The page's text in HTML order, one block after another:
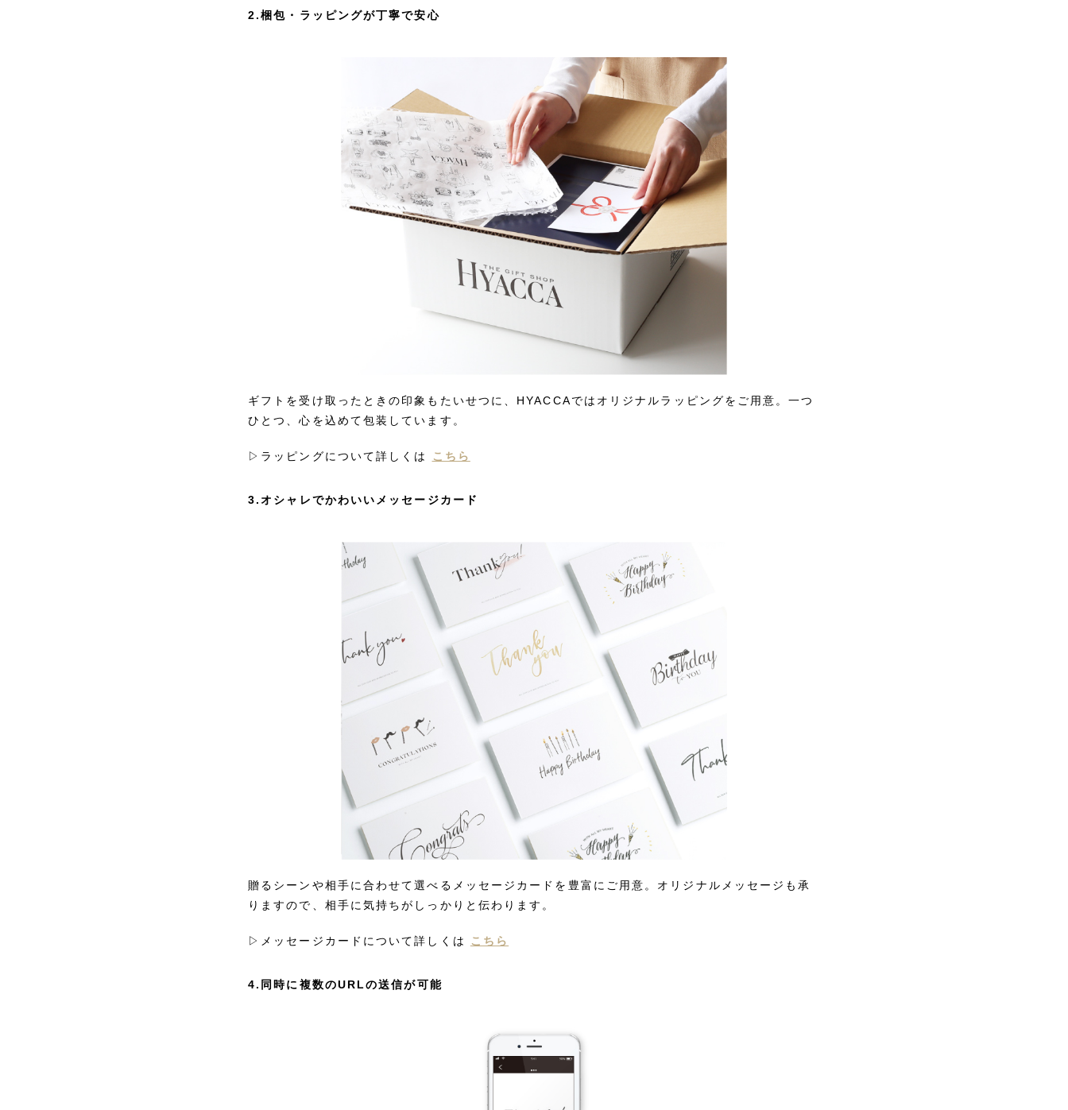
2.梱包・ラッピングが丁寧で安心
ギフトを受け取ったときの印象もたいせつに、HYACCAではオリジナルラッピングをご用意。一つ
ひとつ、心を込めて包装しています。
▷ラッピングについて詳しくは こちら
3.オシャレでかわいいメッセージカード
贈るシーンや相手に合わせて選べるメッセージカードを豊富にご用意。オリジナルメッセージも承
りますので、相手に気持ちがしっかりと伝わります。
▷メッセージカードについて詳しくは こちら
4.同時に複数のURLの送信が可能